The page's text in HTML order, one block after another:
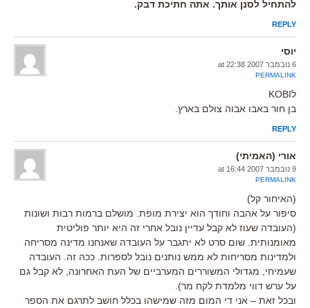
להתחיל לסנן אותך. אתה חתיכת דבק.
REPLY
יוסי
6 נובמבר 2007 at 22:38
PERMALINK
לKOBI
בן חור באבו אבוה צולם בארץ.
REPLY
אורי (האמיתי)
9 נובמבר 2007 at 16:44
PERMALINK
(האיחור קל)
סיפור על אהבה וחודך הוא יצירת מופת. מושלם ברמות רבות ושונות
(העובדה שעוז לא קבל עדיין נובל אחרי זה היא יותר פוליטית
מאומנותית. שום סרט לא יתגבר על העובדה שאנחנו מדינה מסריחה
ולמדינות מסריחות לא ממש נותנים נובל לספרות. ככה זה. העובדה
שעמיחי, מגדולי המשוררים המערביים של העת האחרונה, לא קבל גם
על ערש דווי מלמדת לקח מר).
ובכל זאת – אני די המום מזה שמישהו בכלל חושב לתרגם את הספר